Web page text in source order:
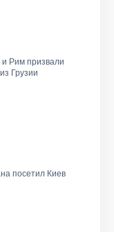
Рим призвали
Грузии
посетил Киев